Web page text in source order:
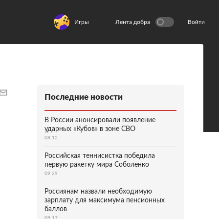
Игры Лента добра Войти
Последние новости
В России анонсировали появление
ударных «Кубов» в зоне СВО
08:12
Российская теннисистка победила
первую ракетку мира Соболенко
09:29
Россиянам назвали необходимую
зарплату для максимума пенсионных
баллов
09:17